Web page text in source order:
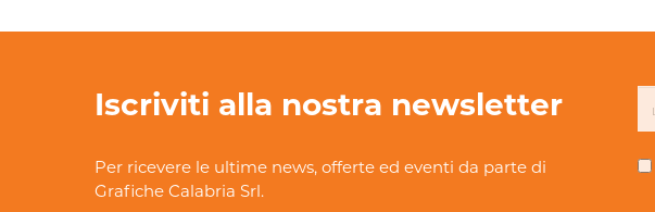
Iscriviti alla nostra newsletter
Per ricevere le ultime news, offerte ed eventi da parte di
Grafiche Calabria Srl.